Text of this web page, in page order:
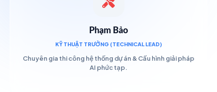
Phạm Bảo
KỸ THUẬT TRƯỞNG (TECHNICAL LEAD)
Chuyên gia thi công hệ thống dự án & Cấu hình giải pháp
AI phức tạp.